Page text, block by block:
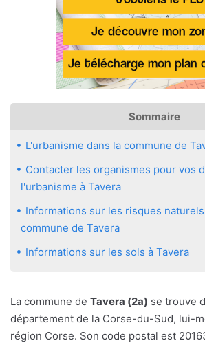
Sommaire
L'urbanisme dans la commune de
Contacter les organismes pour vos
l'urbanisme à Tavera
Informations sur les risques
commune de Tavera
Informations sur les sols à Tavera
La commune de Tavera (2a) se trouve
département de la Corse-du-Sud, lui-
région Corse. Son code postal est